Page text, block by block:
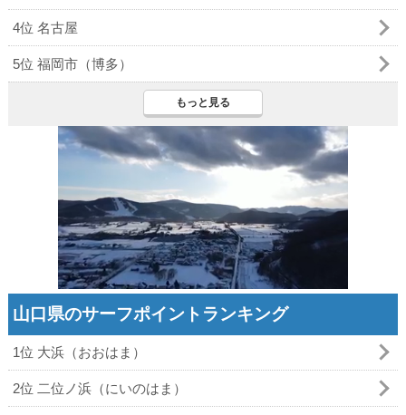
4位 名古屋
5位 福岡市（博多）
もっと見る
山口県のサーフポイントランキング
1位 大浜（おおはま）
2位 二位ノ浜（にいのはま）